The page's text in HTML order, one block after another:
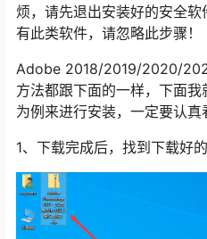
烦，请先退出安装好的安全
有此类软件，请忽略此步骤！
Adobe 2018/2019/2020/
方法都跟下面的一样，下面
为例来进行安装，一定要认真
1、下载完成后，找到下载好